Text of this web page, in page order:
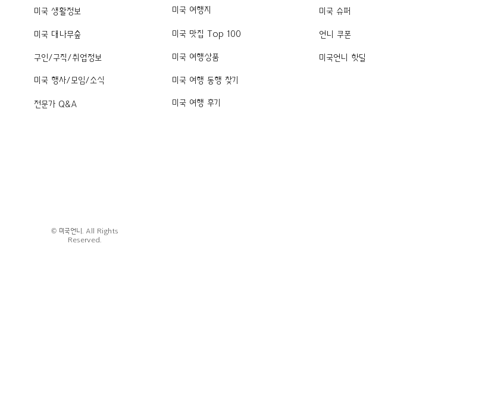
미국 생활정보
미국 대나무숲
구인/구직/취업정보
미국 행사/모임/소식
전문가 Q&A
미국 여행지
미국 맛집 Top 100
미국 여행상품
미국 여행 동행 찾기
미국 여행 후기
미국 슈퍼
언니 쿠폰
미국언니 핫딜
© 미국언니. All Rights
Reserved.